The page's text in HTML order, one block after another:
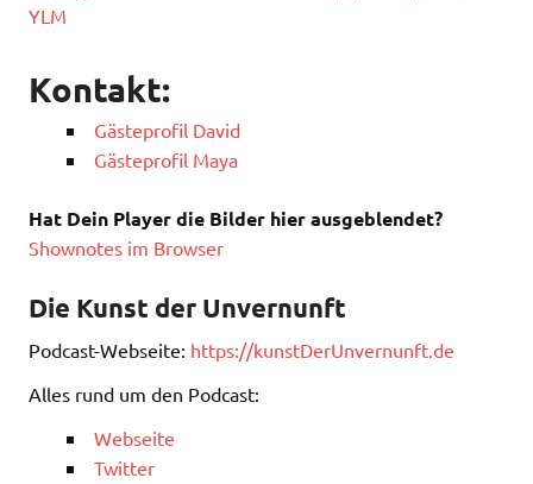
YLM
Kontakt:
Gästeprofil David
Gästeprofil Maya
Hat Dein Player die Bilder hier ausgeblendet?
Shownotes im Browser
Die Kunst der Unvernunft
Podcast-Webseite: https://kunstDerUnvernunft.de
Alles rund um den Podcast:
Webseite
Twitter